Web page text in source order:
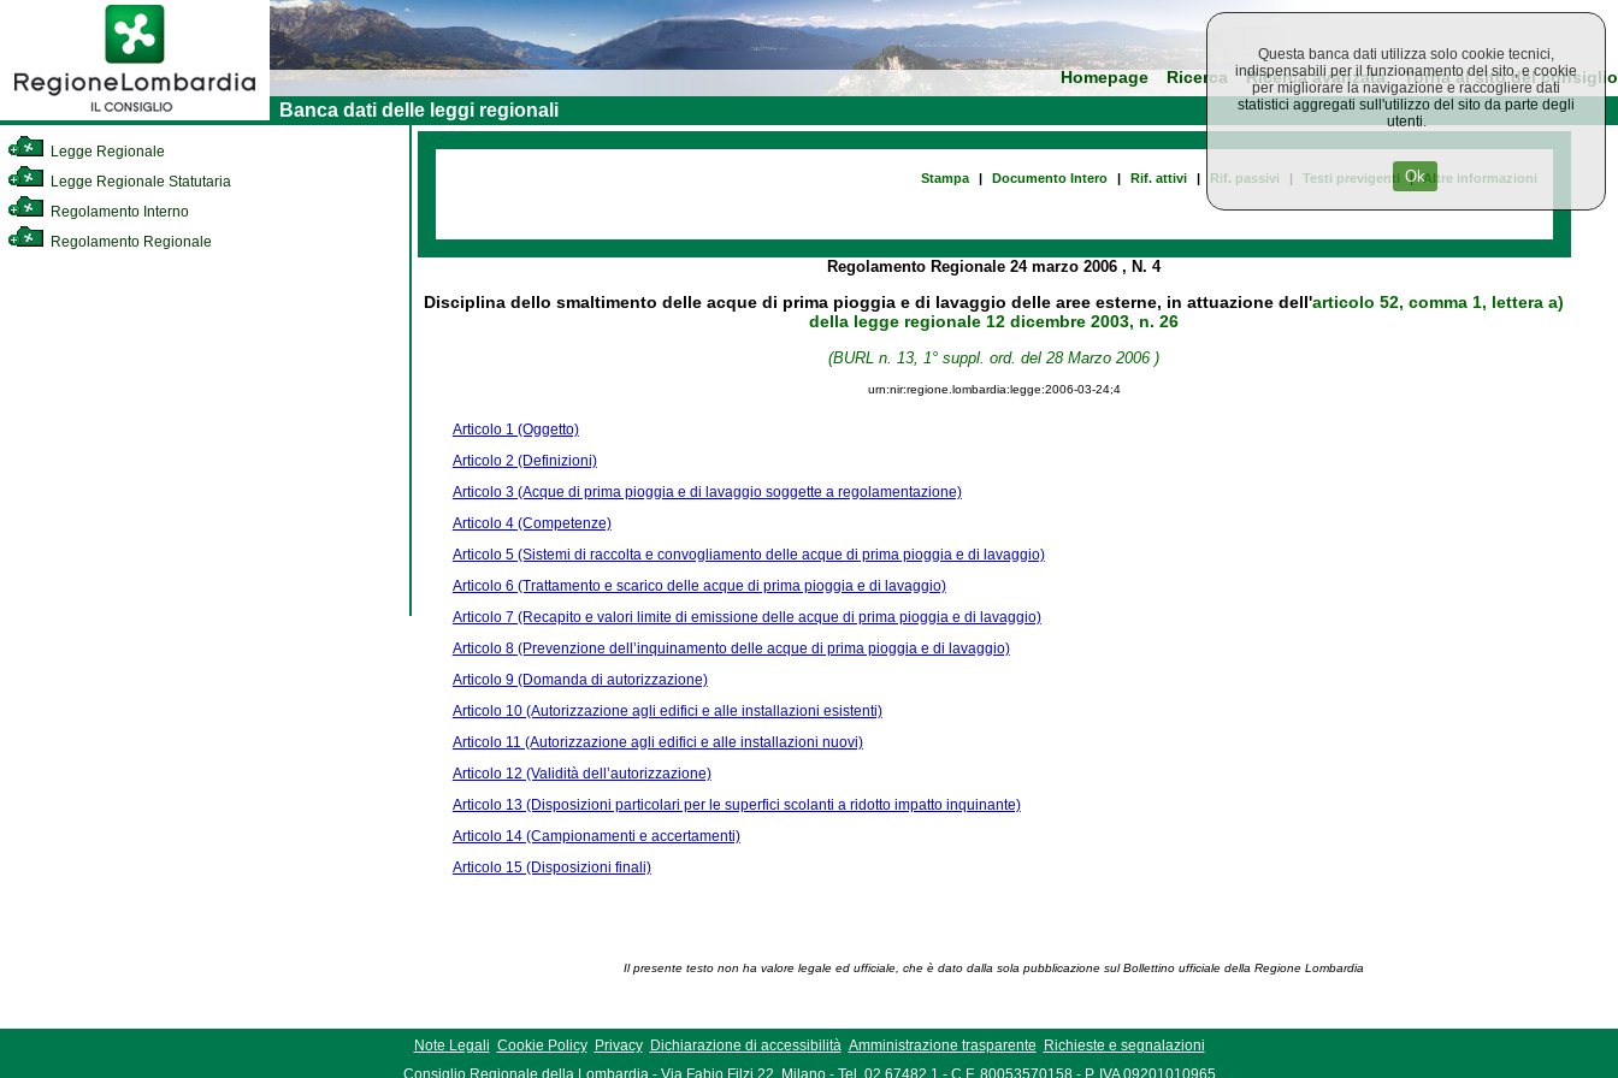
Homepage Ricerca Ricerca avanzata Torna al sito del consiglio
Banca dati delle leggi regionali
Legge Regionale
Legge Regionale Statutaria
Regolamento Interno
Regolamento Regionale
Stampa | Documento Intero | Rif. attivi | Rif. passivi | Testi previgenti | Altre informazioni
Regolamento Regionale24 marzo 2006, N. 4
Disciplina dello smaltimento delle acque di prima pioggia e di lavaggio delle aree esterne, in attuazione dell'articolo 52, comma 1, lettera a)
della legge regionale 12 dicembre 2003, n. 26
(BURL n. 13, 1° suppl. ord. del 28 Marzo 2006 )
urn:nir:regione.lombardia:legge:2006-03-24;4
Articolo 1 (Oggetto)
Articolo 2 (Definizioni)
Articolo 3 (Acque di prima pioggia e di lavaggio soggette a regolamentazione)
Articolo 4 (Competenze)
Articolo 5 (Sistemi di raccolta e convogliamento delle acque di prima pioggia e di lavaggio)
Articolo 6 (Trattamento e scarico delle acque di prima pioggia e di lavaggio)
Articolo 7 (Recapito e valori limite di emissione delle acque di prima pioggia e di lavaggio)
Articolo 8 (Prevenzione dell’inquinamento delle acque di prima pioggia e di lavaggio)
Articolo 9 (Domanda di autorizzazione)
Articolo 10 (Autorizzazione agli edifici e alle installazioni esistenti)
Articolo 11 (Autorizzazione agli edifici e alle installazioni nuovi)
Articolo 12 (Validità dell’autorizzazione)
Articolo 13 (Disposizioni particolari per le superfici scolanti a ridotto impatto inquinante)
Articolo 14 (Campionamenti e accertamenti)
Articolo 15 (Disposizioni finali)
Il presente testo non ha valore legale ed ufficiale, che è dato dalla sola pubblicazione sul Bollettino ufficiale della Regione Lombardia
Note Legali Cookie Policy Privacy Dichiarazione di accessibilità Amministrazione trasparente
Richieste e segnalazioni
Consiglio Regionale della Lombardia - Via Fabio Filzi 22, Milano - Tel. 02.67482.1 - C.F. 80053570158 - P. IVA 09201010965
Questa banca dati utilizza solo cookie tecnici,
indispensabili per il funzionamento del sito, e cookie
per migliorare la navigazione e raccogliere dati
statistici aggregati sull'utilizzo del sito da parte degli
utenti.
Ok